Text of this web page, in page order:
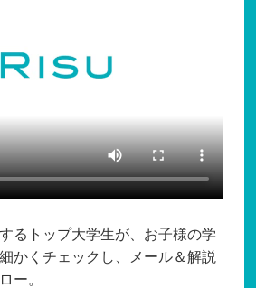
るトップ大学生が、お子様の学
かくチェックし、メール＆解説
ー。